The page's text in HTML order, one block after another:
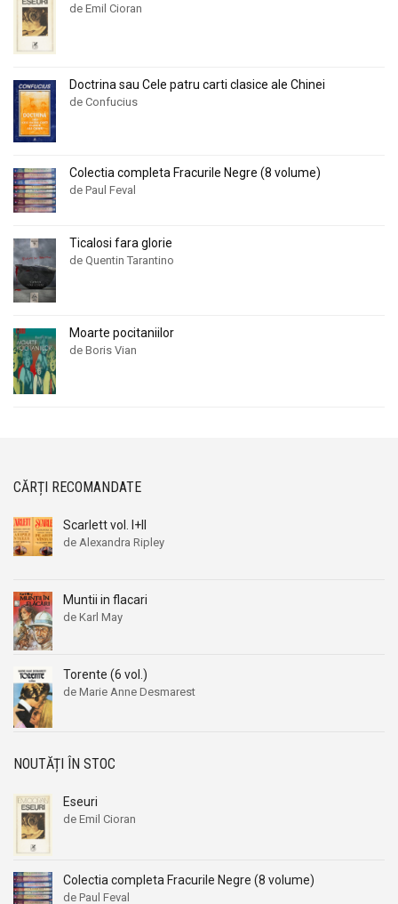
de Emil Cioran
Doctrina sau Cele patru carti clasice ale Chinei
de Confucius
Colectia completa Fracurile Negre (8 volume)
de Paul Feval
Ticalosi fara glorie
de Quentin Tarantino
Moarte pocitaniilor
de Boris Vian
CĂRȚI RECOMANDATE
Scarlett vol. I+II
de Alexandra Ripley
Muntii in flacari
de Karl May
Torente (6 vol.)
de Marie Anne Desmarest
NOUTĂȚI ÎN STOC
Eseuri
de Emil Cioran
Colectia completa Fracurile Negre (8 volume)
de Paul Feval